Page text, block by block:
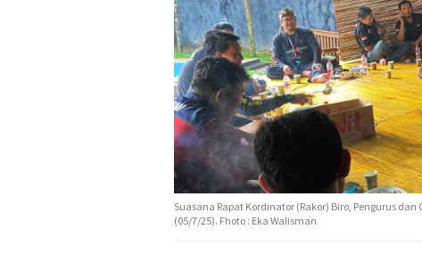
Suasana Rapat Kordinator (Rakor) Biro, Pengurus
(05/7/25). Fhoto : Eka Walisman